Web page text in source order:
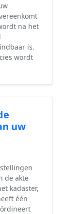
na het
is.
wordt
uw
de akte
kadaster,
één